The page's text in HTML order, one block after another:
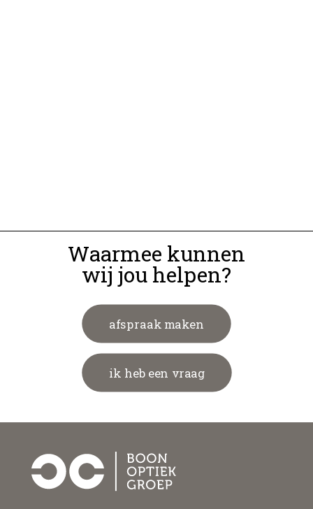
Waarmee kunnen
wij jou helpen?
afspraak maken
ik heb een vraag